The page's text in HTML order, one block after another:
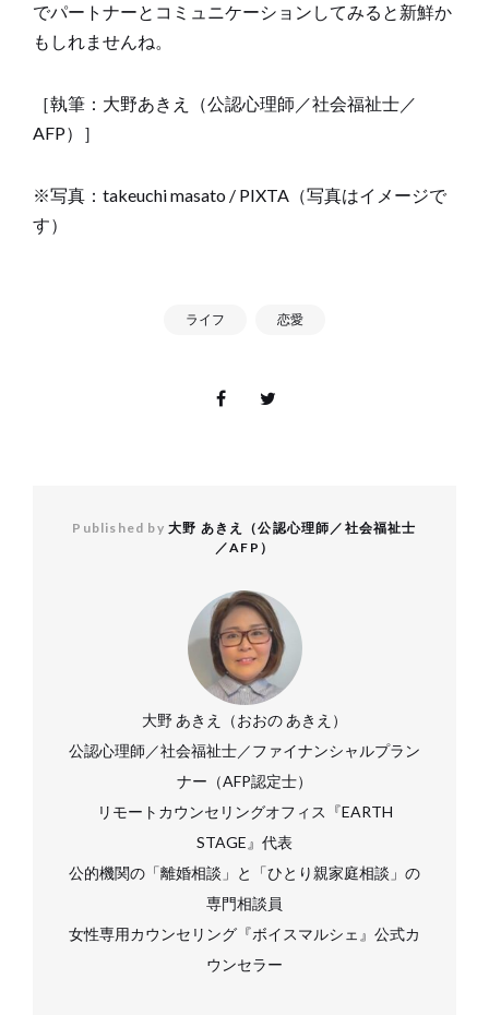
でパートナーとコミュニケーションしてみると新鮮か
もしれませんね。
［執筆：大野あきえ（公認心理師／社会福祉士／
AFP）］
※写真：takeuchi masato / PIXTA（写真はイメージで
す）
ライフ 恋愛
Published by 大野 あきえ（公認心理師／社会福祉士
／AFP）
大野 あきえ（おおの あきえ）
公認心理師／社会福祉士／ファイナンシャルプラン
ナー（AFP認定士）
リモートカウンセリングオフィス『EARTH
STAGE』代表
公的機関の「離婚相談」と「ひとり親家庭相談」の
専門相談員
女性専用カウンセリング『ボイスマルシェ』公式カ
ウンセラー